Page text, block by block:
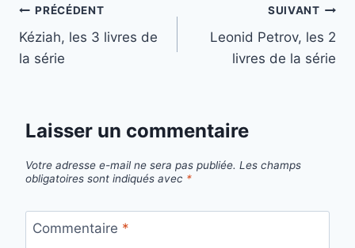
Navigation
de
PRÉCÉDENT
Kéziah, les 3 livres de
la série
SUIVANT
Leonid Petrov, les 2
livres de la série
Laisser un commentaire
Votre adresse e-mail ne sera pas publiée. Les champs
obligatoires sont indiqués avec *
Commentaire *